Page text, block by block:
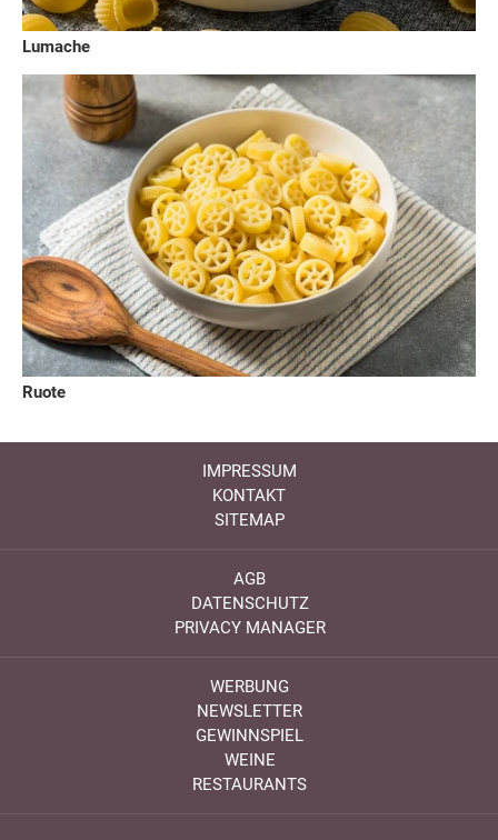
Lumache
Ruote
IMPRESSUM
KONTAKT
SITEMAP
AGB
DATENSCHUTZ
PRIVACY MANAGER
WERBUNG
NEWSLETTER
GEWINNSPIEL
WEINE
RESTAURANTS